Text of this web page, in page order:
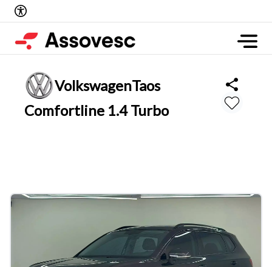
VolkswagenTaos
Comfortline 1.4 Turbo